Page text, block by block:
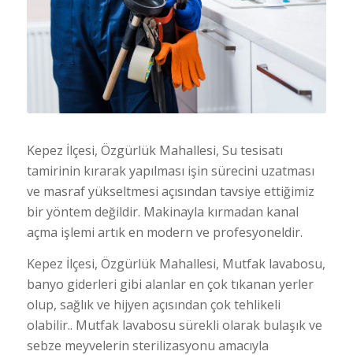
Kepez İlçesi, Özgürlük Mahallesi, Su tesisatı
tamirinin kırarak yapılması işin sürecini uzatması
ve masraf yükseltmesi açısından tavsiye ettiğimiz
bir yöntem değildir. Makinayla kırmadan kanal
açma işlemi artık en modern ve profesyoneldir.
Kepez İlçesi, Özgürlük Mahallesi, Mutfak lavabosu,
banyo giderleri gibi alanlar en çok tıkanan yerler
olup, sağlık ve hijyen açısından çok tehlikeli
olabilir.. Mutfak lavabosu sürekli olarak bulaşık ve
sebze meyvelerin sterilizasyonu amacıyla